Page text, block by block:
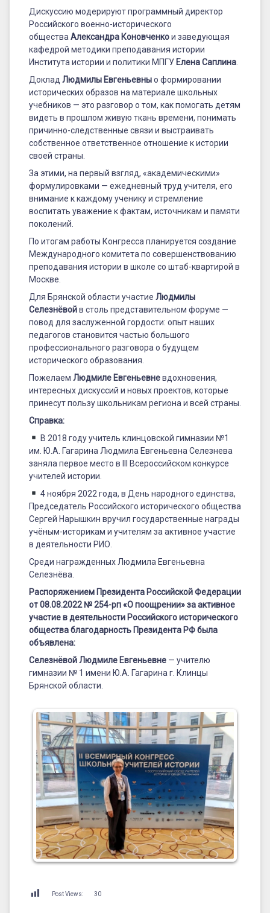
Дискуссию модерируют программный директор
Российского военно-исторического
общества Александра Коновченкои заведующая
кафедрой методики преподавания истории
Института истории и политики МПГУ Елена Саплина
Доклад Людмилы Евгеньевныо формировании
исторических образов на материале школьных
учебников — это разговор о том, как помогать детям
видеть в прошлом живую ткань времени, понимать
причинно-следственные связи и выстраивать
собственное ответственное отношение к истории
своей страны.
За этими, на первый взгляд, «академическими»
формулировками — ежедневный труд учителя, его
внимание к каждому ученику и стремление
воспитать уважение к фактам, источникам и памяти
поколений.
По итогам работы Конгресса планируется создание
Международного комитета по совершенствованию
преподавания истории в школе со штаб-квартирой в
Москве.
Для Брянской области участие Людмилы
Селезнёвойв столь представительном форуме —
повод для заслуженной гордости: опыт наших
педагогов становится частью большого
профессионального разговора о будущем
исторического образования.
Пожелаем Людмиле Евгеньевневдохновения,
интересных дискуссий и новых проектов, которые
принесут пользу школьникам региона и всей страны.
Справка:
В 2018 году учитель клинцовской гимназии №1
им. Ю.А. Гагарина Людмила Евгеньевна Селезнева
заняла первое место в III Всероссийском конкурсе
учителей истории.
4 ноября 2022 года, в День народного единства,
Председатель Российского исторического общества
Сергей Нарышкин вручил государственные награды
учёным-историкам и учителям за активное участие
в деятельности РИО.
Среди награжденных Людмила Евгеньевна
Селезнёва.
Распоряжением Президента Российской Федерации
от 08.08.2022 № 254-рп «О поощрении» за активное
участие в деятельности Российского исторического
общества благодарность Президента РФ была
объявлена:
Селезнёвой Людмиле Евгеньевне — учителю
гимназии № 1 имени Ю.А. Гагарина г. Клинцы
Брянской области.
Post Views: 30